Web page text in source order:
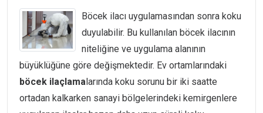
Böcek ilacı uygulamasından sonra koku
duyulabilir. Bu kullanılan böcek ilacının
niteliğine ve uygulama alanının
büyüklüğüne göre değişmektedir. Ev ortamlarındaki
böcek ilaçlamalarında koku sorunu bir iki saatte
ortadan kalkarken sanayi bölgelerindeki kemirgenlere